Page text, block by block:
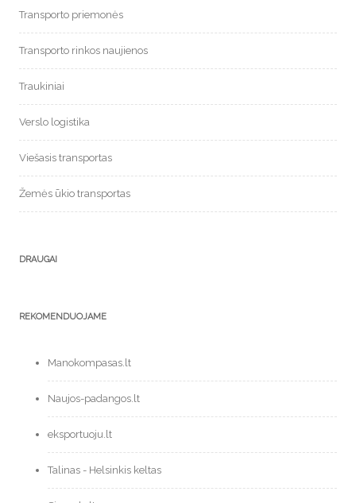
Transporto priemonės
Transporto rinkos naujienos
Traukiniai
Verslo logistika
Viešasis transportas
Žemės ūkio transportas
DRAUGAI
REKOMENDUOJAME
Manokompasas.lt
Naujos-padangos.lt
eksportuoju.lt
Talinas - Helsinkis keltas